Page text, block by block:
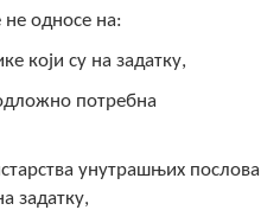
односе на:
су на задатку,
потребна
унутрашњих послова
задатку,